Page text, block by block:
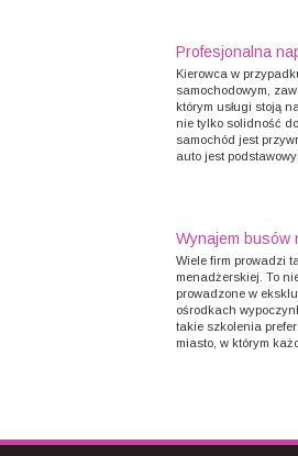
Profesjonalna
Kierowca w
samochodowym,
którym usługi stoją
nie tylko solidność
samochód jest
auto jest
Wynajem busów
Wiele firm prowadzi
menadżerskiej. To
prowadzone w
ośrodkach
takie szkolenia
miasto, w którym